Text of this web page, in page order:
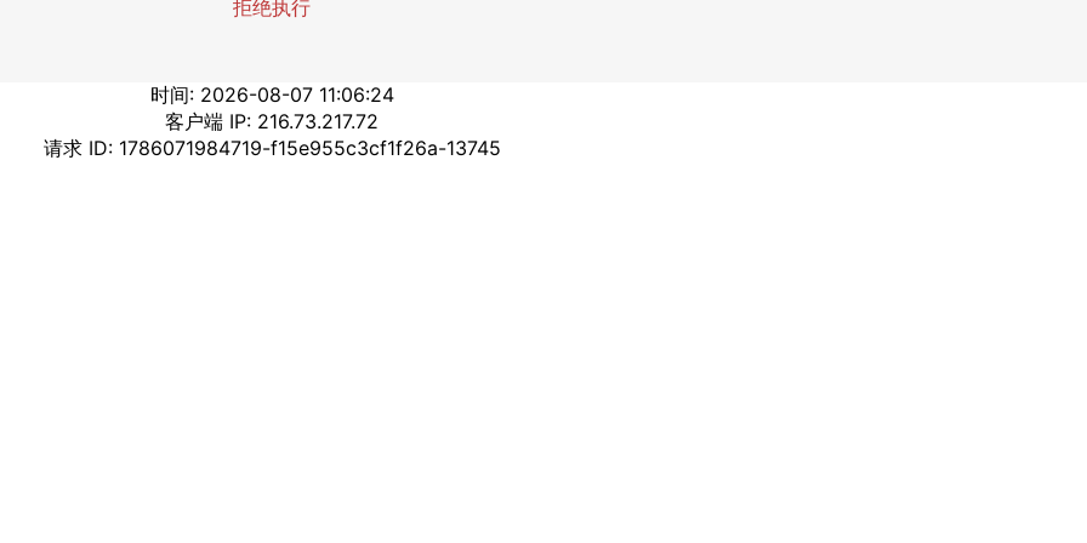
拒绝执行
时间: 2026-08-07 11:06:24
客户端 IP: 216.73.217.72
请求 ID: 1786071984719-f15e955c3cf1f26a-13745